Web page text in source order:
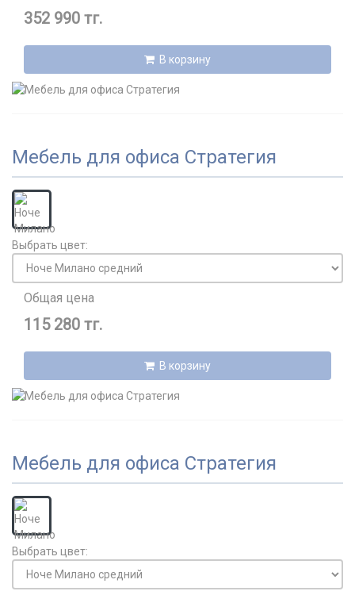
352 990 тг.
В корзину
Мебель для офиса Стратегия
Выбрать цвет:
Общая цена
115 280 тг.
В корзину
Мебель для офиса Стратегия
Выбрать цвет: